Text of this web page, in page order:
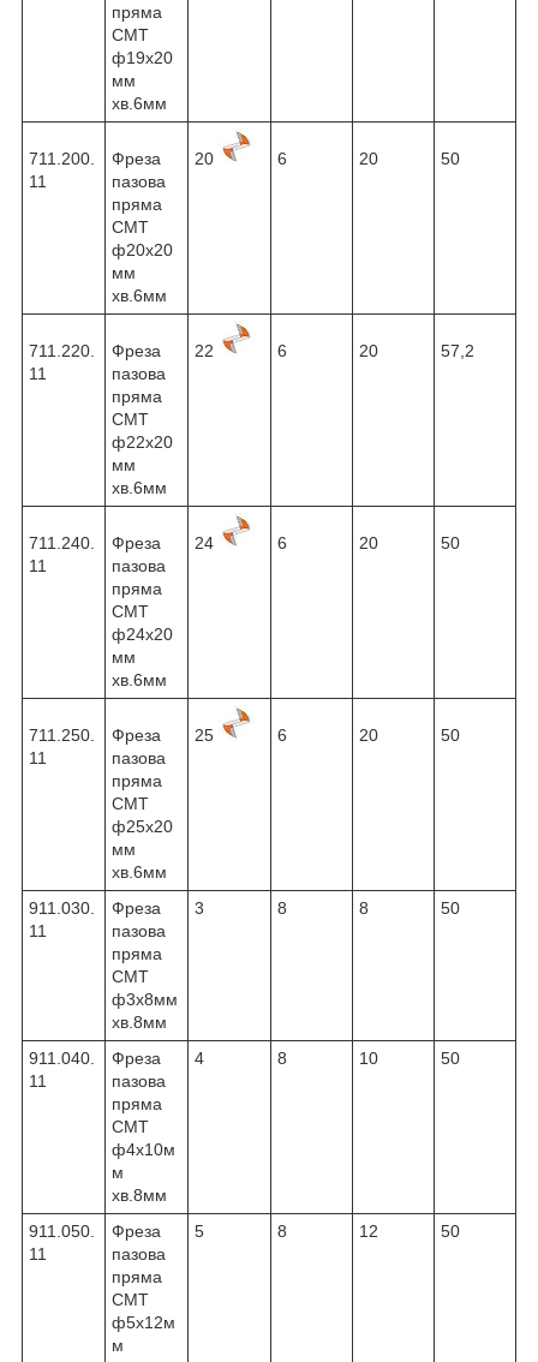
пряма
CMT
ф19х20
мм
хв.6мм
711.200.
11
Фреза
пазова
пряма
CMT
ф20х20
мм
хв.6мм
20 6 20 50
711.220.
11
Фреза
пазова
пряма
CMT
ф22х20
мм
хв.6мм
22 6 20 57,2
711.240.
11
Фреза
пазова
пряма
CMT
ф24х20
мм
хв.6мм
24 6 20 50
711.250.
11
Фреза
пазова
пряма
CMT
ф25х20
мм
хв.6мм
25 6 20 50
911.030.
11
Фреза
пазова
пряма
CMT
ф3х8мм
хв.8мм
3 8 8 50
911.040.
11
Фреза
пазова
пряма
CMT
ф4х10м
м
хв.8мм
4 8 10 50
911.050.
11
Фреза
пазова
пряма
CMT
ф5х12м
м
5 8 12 50